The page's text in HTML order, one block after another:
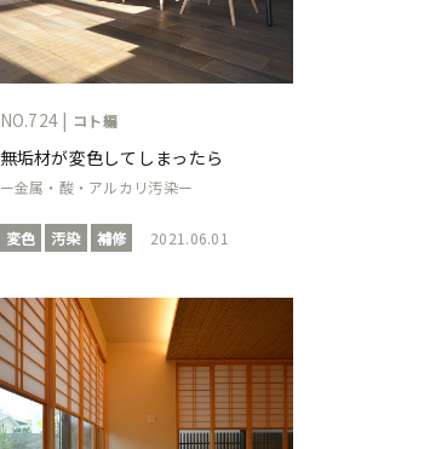
NO.724 | コト編
無垢材が変色してしまったら
ー金属・酸・アルカリ汚染ー
変色 汚染 補修 2021.06.01